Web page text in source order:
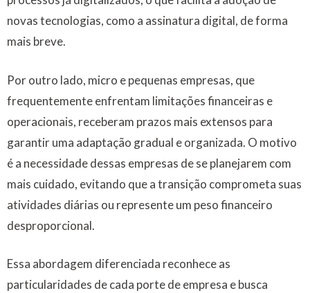
novas tecnologias, como a assinatura digital, de forma
mais breve.
Por outro lado, micro e pequenas empresas, que
frequentemente enfrentam limitações financeiras e
operacionais, receberam prazos mais extensos para
garantir uma adaptação gradual e organizada. O motivo
é a necessidade dessas empresas de se planejarem com
mais cuidado, evitando que a transição comprometa suas
atividades diárias ou represente um peso financeiro
desproporcional.
Essa abordagem diferenciada reconhece as
particularidades de cada porte de empresa e busca